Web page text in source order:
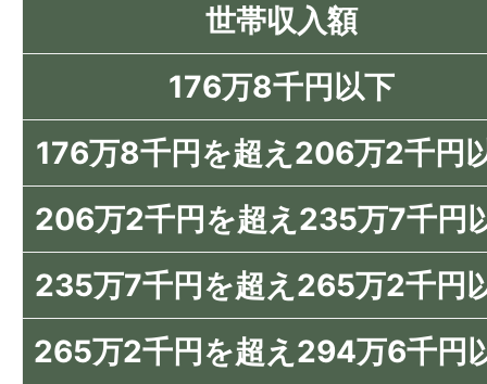
世帯収入額
176万8千円以下
176万8千円を超え206万2千円
206万2千円を超え235万7千円
235万7千円を超え265万2千円
265万2千円を超え294万6千円